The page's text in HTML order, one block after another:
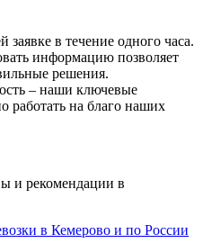
в течение одного часа.
информацию позволяет
решения.
– наши ключевые
работать на благо наших
и рекомендации в